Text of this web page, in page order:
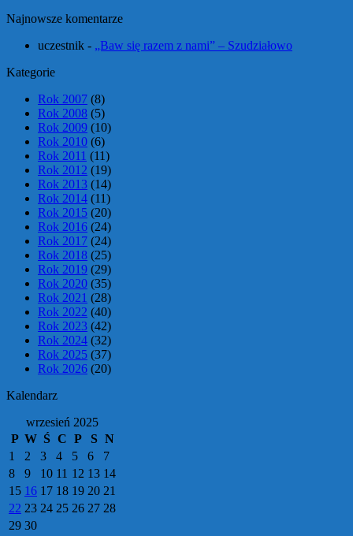
Najnowsze komentarze
uczestnik - „Baw się razem z nami” – Szudziałowo
Kategorie
Rok 2007 (8)
Rok 2008 (5)
Rok 2009 (10)
Rok 2010 (6)
Rok 2011 (11)
Rok 2012 (19)
Rok 2013 (14)
Rok 2014 (11)
Rok 2015 (20)
Rok 2016 (24)
Rok 2017 (24)
Rok 2018 (25)
Rok 2019 (29)
Rok 2020 (35)
Rok 2021 (28)
Rok 2022 (40)
Rok 2023 (42)
Rok 2024 (32)
Rok 2025 (37)
Rok 2026 (20)
Kalendarz
wrzesień 2025
P W Ś C P S N
1
2 3 4 5 6
7
8
9 10 11 12 13 14
15 16 17 18 19 20 21
22 23 24 25 26 27 28
29 30